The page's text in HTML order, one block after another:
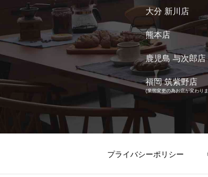
大分 新川店
熊本店
鹿児島 与次郎店
福岡 筑紫野店
(業態変更の為お店が変わり
プライバシーポリシー